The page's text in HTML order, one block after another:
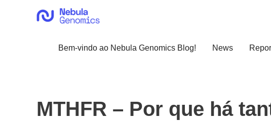
Bem-vindo ao Nebula Genomics Blog!
News
MTHFR – Por que há